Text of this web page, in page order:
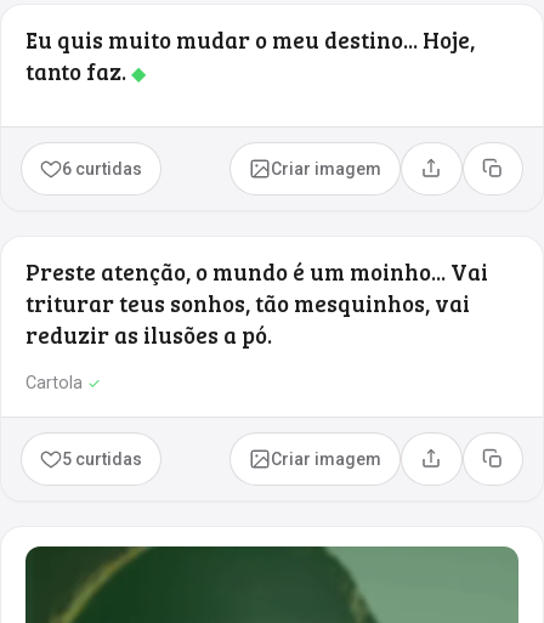
Eu quis muito mudar o meu destino... Hoje,
tanto faz.◆
6 curtidas Criar imagem Compartilhar
Copiar
Preste atenção, o mundo é um moinho... Vai
triturar teus sonhos, tão mesquinhos, vai
reduzir as ilusões a pó.
Cartola ✓
5 curtidas Criar imagem Compartilhar
Copiar